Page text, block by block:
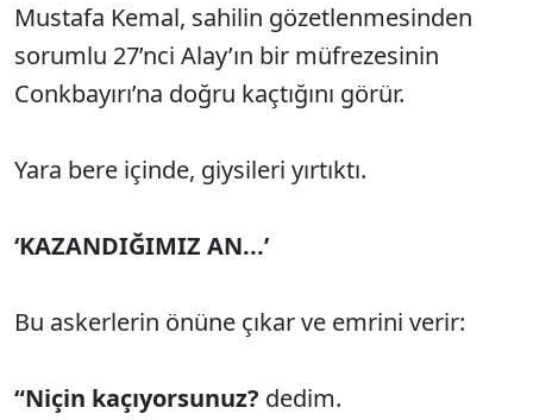
Mustafa Kemal, sahilin gözetlenmesinden
sorumlu 27’nci Alay’ın bir müfrezesinin
Conkbayırı’na doğru kaçtığını görür.
Yara bere içinde, giysileri yırtıktı.
‘KAZANDIĞIMIZ AN...’
Bu askerlerin önüne çıkar ve emrini verir:
“Niçin kaçıyorsunuz? dedim.